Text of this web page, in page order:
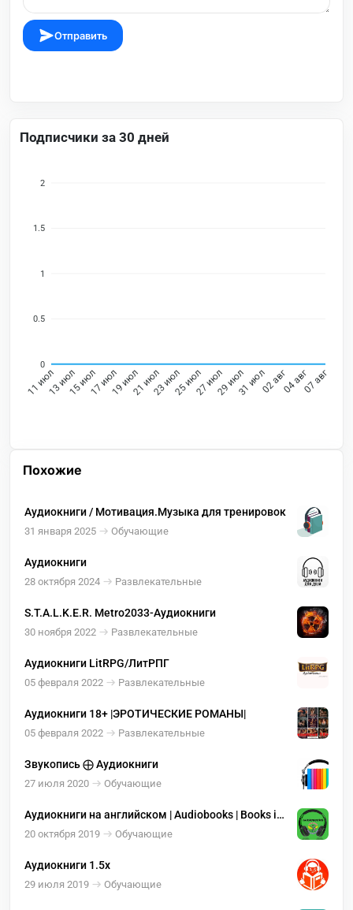
Отправить
Подписчики за 30 дней
2
1.5
1
0.5
0
11 июл13 июл15 июл17 июл19 июл21 июл23 июл25 июл27 июл29 июл31 июл02 авг04 авг07 авг
Похожие
Аудиокниги / Мотивация.Музыка для тренировок
31 января 2025 Обучающие
Аудиокниги
28 октября 2024 Развлекательные
S.T.A.L.K.E.R. Metro2033-Аудиокниги
30 ноября 2022 Развлекательные
Аудиокниги LitRPG/ЛитРПГ
05 февраля 2022 Развлекательные
Аудиокниги 18+ |ЭРОТИЧЕСКИЕ РОМАНЫ|
05 февраля 2022 Развлекательные
Звукопись ⨁ Аудиокниги
27 июля 2020 Обучающие
Аудиокниги на английском | Audiobooks | Books in
English
20 октября 2019 Обучающие
Аудиокниги 1.5х
29 июля 2019 Обучающие